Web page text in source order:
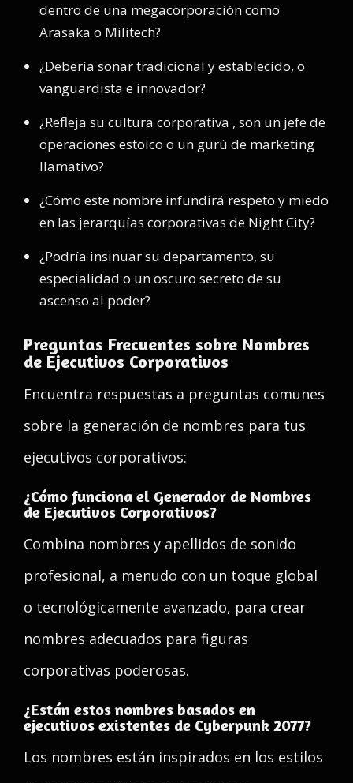
dentro de una megacorporación como
Arasaka o Militech?
¿Debería sonar tradicional y establecido, o
vanguardista e innovador?
¿Refleja su cultura corporativa , son un jefe de
operaciones estoico o un gurú de marketing
llamativo?
¿Cómo este nombre infundirá respeto y miedo
en las jerarquías corporativas de Night City?
¿Podría insinuar su departamento, su
especialidad o un oscuro secreto de su
ascenso al poder?
Preguntas Frecuentes sobre Nombres
de Ejecutivos Corporativos
Encuentra respuestas a preguntas comunes
sobre la generación de nombres para tus
ejecutivos corporativos:
¿Cómo funciona el Generador de Nombres
de Ejecutivos Corporativos?
Combina nombres y apellidos de sonido
profesional, a menudo con un toque global
o tecnológicamente avanzado, para crear
nombres adecuados para figuras
corporativas poderosas.
¿Están estos nombres basados en
ejecutivos existentes de Cyberpunk 2077?
Los nombres están inspirados en los estilos